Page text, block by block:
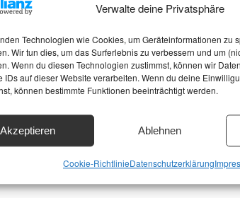
Verwalte deine Privatsphäre
Technologien wie Cookies, um Geräteinformationen zu
Wir tun dies, um das Surferlebnis zu verbessern und um
Wenn du diesen Technologien zustimmst, können wir
IDs auf dieser Website verarbeiten. Wenn du deine
können bestimmte Funktionen beeinträchtigt werden.
Akzeptieren Ablehnen
Cookie-RichtlinieDatenschutzerklärung